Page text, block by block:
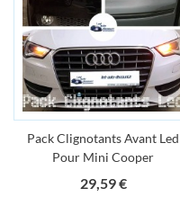
Pack Clignotants Avant Led
Pour Mini Cooper
29,59 €Prix